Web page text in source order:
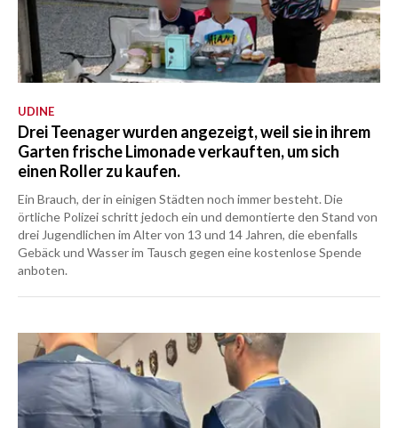
UDINE
Drei Teenager wurden angezeigt, weil sie in ihrem
Garten frische Limonade verkauften, um sich
einen Roller zu kaufen.
Ein Brauch, der in einigen Städten noch immer besteht. Die
örtliche Polizei schritt jedoch ein und demontierte den Stand von
drei Jugendlichen im Alter von 13 und 14 Jahren, die ebenfalls
Gebäck und Wasser im Tausch gegen eine kostenlose Spende
anboten.